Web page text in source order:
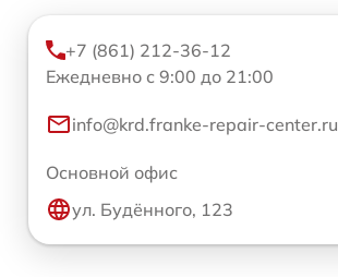
+7 (861) 212-36-12
Ежедневно с 9:00 до 21:00
info@krd.franke-repair-center.ru
Основной офис
ул. Будённого, 123